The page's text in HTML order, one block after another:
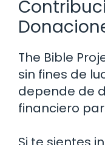
The Bible
sin fines de
depende de
financiero